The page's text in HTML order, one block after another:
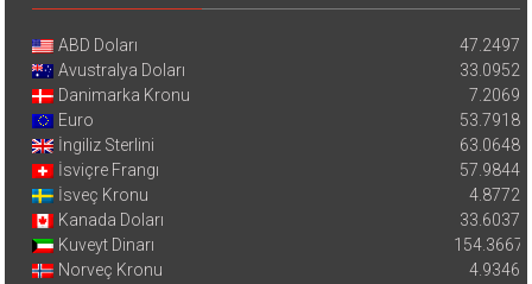
ABD Doları
47.2497
Avustralya Doları
33.0952
Danimarka Kronu
7.2069
Euro
53.7918
İngiliz Sterlini
63.0648
İsviçre Frangı
57.9844
İsveç Kronu
4.8772
Kanada Doları
33.6037
Kuveyt Dinarı
154.3667
Norveç Kronu
4.9346